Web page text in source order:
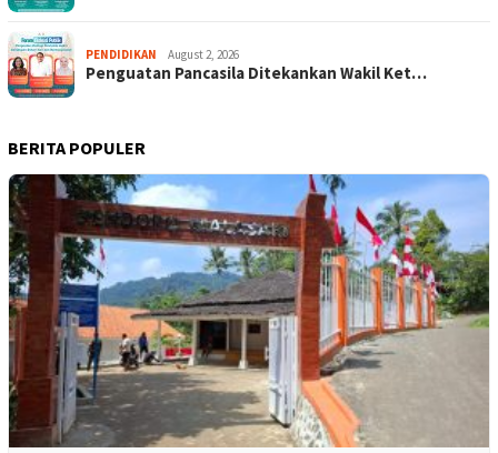
PENDIDIKAN August 2, 2026
Penguatan Pancasila Ditekankan Wakil Ket…
BERITA POPULER